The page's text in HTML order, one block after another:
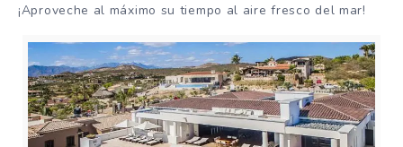
¡Aproveche al máximo su tiempo al aire fresco del mar!